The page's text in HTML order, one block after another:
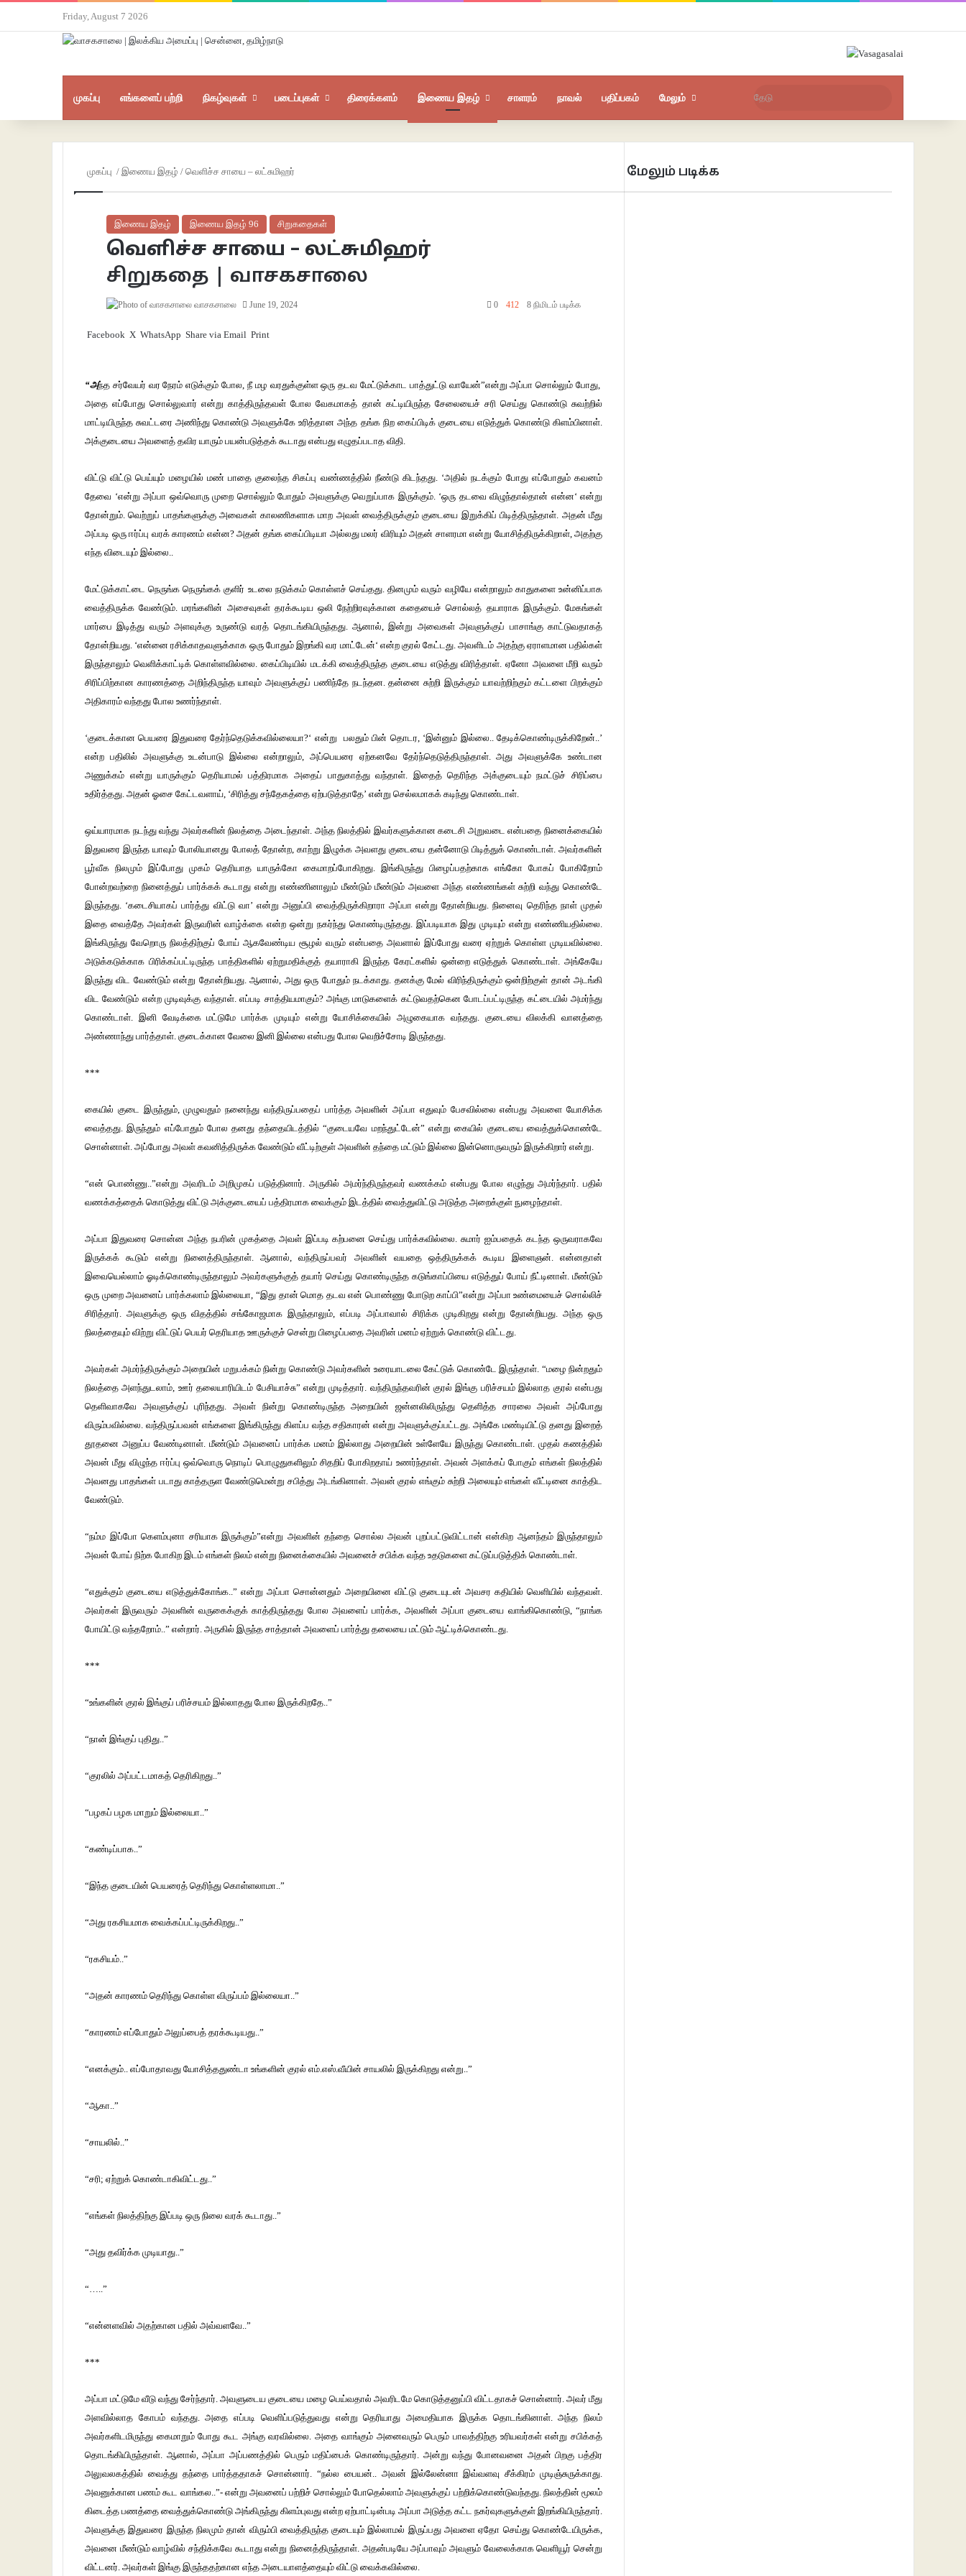
Friday, August 7 2026
முகப்பு எங்களைப் பற்றி நிகழ்வுகள் படைப்புகள் திரைக்களம் இணைய இதழ் சாளரம் நாவல் பதிப்பகம் மேலும்
முகப்பு / இணைய இதழ் / வெளிச்ச சாயை – லட்சுமிஹர்
இணைய இதழ் இணைய இதழ் 96 சிறுகதைகள்
வெளிச்ச சாயை – லட்சுமிஹர்
சிறுகதை | வாசகசாலை
வாசகசாலை June 19, 2024 0 412 8 நிமிடம் படிக்க
Facebook X WhatsApp Share via Email Print
“அந்த சர்வேயர் வர நேரம் எடுக்கும் போல, நீ மழ வரதுக்குள்ள ஒரு தடவ மேட்டுக்காட பாத்துட்டு வாயேன்”என்று அப்பா சொல்லும் போது,
அதை எப்போது சொல்லுவார் என்று காத்திருந்தவள் போல வேகமாகத் தான் கட்டியிருந்த சேலையைச் சரி செய்து கொண்டு சுவற்றில்
மாட்டியிருந்த சுவட்டரை அணிந்து கொண்டு அவளுக்கே உரித்தான அந்த தங்க நிற கைப்பிடிக் குடையை எடுத்துக் கொண்டு கிளம்பினாள்.
அக்குடையை அவளைத் தவிர யாரும் பயன்படுத்தக் கூடாது என்பது எழுதப்படாத விதி.
விட்டு விட்டு பெய்யும் மழையில் மண் பாதை குலைந்த சிகப்பு வண்ணத்தில் நீண்டு கிடந்தது. ‘அதில் நடக்கும் போது எப்போதும் கவனம்
தேவை ‘என்று அப்பா ஒவ்வொரு முறை சொல்லும் போதும் அவளுக்கு வெறுப்பாக இருக்கும். ‘ஒரு தடவை விழுந்தால்தான் என்ன‘ என்று
தோன்றும். வெற்றுப் பாதங்களுக்கு அவைகள் காலணிகளாக மாற அவள் வைத்திருக்கும் குடையை இறுக்கிப் பிடித்திருந்தாள். அதன் மீது
அப்படி ஒரு ஈர்ப்பு வரக் காரணம் என்ன? அதன் தங்க கைப்பிடியா அல்லது மலர் விரியும் அதன் சாளரமா என்று யோசித்திருக்கிறாள், அதற்கு
எந்த விடையும் இல்லை..
மேட்டுக்காட்டை நெருங்க நெருங்கக் குளிர் உடலை நடுக்கம் கொள்ளச் செய்தது. தினமும் வரும் வழியே என்றாலும் காதுகளை உன்னிப்பாக
வைத்திருக்க வேண்டும். மரங்களின் அசைவுகள் தரக்கூடிய ஒலி நேற்றிரவுக்கான கதையைச் சொல்லத் தயாராக இருக்கும். மேகங்கள்
மார்பை இடித்து வரும் அளவுக்கு உருண்டு வரத் தொடங்கியிருந்தது. ஆனால், இன்று அவைகள் அவளுக்குப் பாசாங்கு காட்டுவதாகத்
தோன்றியது. ‘என்னை ரசிக்காதவளுக்காக ஒரு போதும் இறங்கி வர மாட்டேன்‘ என்ற குரல் கேட்டது. அவளிடம் அதற்கு ஏராளமான பதில்கள்
இருந்தாலும் வெளிக்காட்டிக் கொள்ளவில்லை. கைப்பிடியில் மடக்கி வைத்திருந்த குடையை எடுத்து விரித்தாள். ஏனோ அவளை மீறி வரும்
சிரிப்பிற்கான காரணத்தை அறிந்திருந்த யாவும் அவளுக்குப் பணிந்தே நடந்தன. தன்னை சுற்றி இருக்கும் யாவற்றிற்கும் கட்டளை பிறக்கும்
அதிகாரம் வந்தது போல உணர்ந்தாள்.
‘குடைக்கான பெயரை இதுவரை தேர்ந்தெடுக்கவில்லையா?‘ என்று பலதும் பின் தொடர, ‘இன்னும் இல்லை.. தேடிக்கொண்டிருக்கிறேன்..’
என்ற பதிலில் அவளுக்கு உடன்பாடு இல்லை என்றாலும், அப்பெயரை ஏற்கனவே தேர்ந்தெடுத்திருந்தாள். அது அவளுக்கே உண்டான
அணுக்கம் என்று யாருக்கும் தெரியாமல் பத்திரமாக அதைப் பாதுகாத்து வந்தாள். இதைத் தெரிந்த அக்குடையும் நமட்டுச் சிரிப்பை
உதிர்த்தது. அதன் ஓசை கேட்டவளாய், ‘சிரித்து சந்தேகத்தை ஏற்படுத்தாதே’ என்று செல்லமாகக் கடிந்து கொண்டாள்.
ஒய்யாரமாக நடந்து வந்து அவர்களின் நிலத்தை அடைந்தாள். அந்த நிலத்தில் இவர்களுக்கான கடைசி அறுவடை என்பதை நினைக்கையில்
இதுவரை இருந்த யாவும் போலியானது போலத் தோன்ற, காற்று இழுக்க அவளது குடையை தன்னோடு பிடித்துக் கொண்டாள். அவர்களின்
பூர்வீக நிலமும் இப்போது முகம் தெரியாத யாருக்கோ கைமாறப்போகிறது. இங்கிருந்து பிழைப்பதற்காக எங்கோ போகப் போகிறோம்
போன்றவற்றை நினைத்துப் பார்க்கக் கூடாது என்று எண்ணினாலும் மீண்டும் மீண்டும் அவளை அந்த எண்ணங்கள் சுற்றி வந்து கொண்டே
இருந்தது. ‘கடைசியாகப் பார்த்து விட்டு வா’ என்று அனுப்பி வைத்திருக்கிறாரா அப்பா என்று தோன்றியது. நினைவு தெரிந்த நாள் முதல்
இதை வைத்தே அவர்கள் இருவரின் வாழ்க்கை என்ற ஒன்று நகர்ந்து கொண்டிருந்தது. இப்படியாக இது முடியும் என்று எண்ணியதில்லை.
இங்கிருந்து வேறொரு நிலத்திற்குப் போய் ஆகவேண்டிய சூழல் வரும் என்பதை அவளால் இப்போது வரை ஏற்றுக் கொள்ள முடியவில்லை.
அடுக்கடுக்காக பிரிக்கப்பட்டிருந்த பாத்திகளில் ஏற்றுமதிக்குத் தயாராகி இருந்த கேரட்களில் ஒன்றை எடுத்துக் கொண்டாள். அங்கேயே
இருந்து விட வேண்டும் என்று தோன்றியது. ஆனால், அது ஒரு போதும் நடக்காது. தனக்கு மேல் விரிந்திருக்கும் ஒன்றிற்குள் தான் அடங்கி
விட வேண்டும் என்ற முடிவுக்கு வந்தாள். எப்படி சாத்தியமாகும்? அங்கு மாடுகளைக் கட்டுவதற்கென போடப்பட்டிருந்த கட்டையில் அமர்ந்து
கொண்டாள். இனி வேடிக்கை மட்டுமே பார்க்க முடியும் என்று யோசிக்கையில் அழுகையாக வந்தது. குடையை விலக்கி வானத்தை
அண்ணாந்து பார்த்தாள். குடைக்கான வேலை இனி இல்லை என்பது போல வெறிச்சோடி இருந்தது.
***
கையில் குடை இருந்தும், முழுவதும் நனைந்து வந்திருப்பதைப் பார்த்த அவளின் அப்பா எதுவும் பேசவில்லை என்பது அவளை யோசிக்க
வைத்தது. இருந்தும் எப்போதும் போல தனது தந்தையிடத்தில் “குடையவே மறந்துட்டேன்” என்று கையில் குடையை வைத்துக்கொண்டே
சொன்னாள். அப்போது அவள் கவனித்திருக்க வேண்டும் வீட்டிற்குள் அவளின் தந்தை மட்டும் இல்லை இன்னொருவரும் இருக்கிறார் என்று.
“என் பொண்ணு..”என்று அவரிடம் அறிமுகப் படுத்தினார். அருகில் அமர்ந்திருந்தவர் வணக்கம் என்பது போல எழுந்து அமர்ந்தார். பதில்
வணக்கத்தைக் கொடுத்து விட்டு அக்குடையைப் பத்திரமாக வைக்கும் இடத்தில் வைத்துவிட்டு அடுத்த அறைக்குள் நுழைந்தாள்.
அப்பா இதுவரை சொன்ன அந்த நபரின் முகத்தை அவள் இப்படி கற்பனை செய்து பார்க்கவில்லை. சுமார் ஐம்பதைக் கடந்த ஒருவராகவே
இருக்கக் கூடும் என்று நினைத்திருந்தாள். ஆனால், வந்திருப்பவர் அவளின் வயதை ஒத்திருக்கக் கூடிய இளைஞன். என்னதான்
இவையெல்லாம் ஓடிக்கொண்டிருந்தாலும் அவர்களுக்குத் தயார் செய்து கொண்டிருந்த கடுங்காப்பியை எடுத்துப் போய் நீட்டினாள். மீண்டும்
ஒரு முறை அவனைப் பார்க்கலாம் இல்லையா, “இது தான் மொத தடவ என் பொண்ணு போடுற காப்பி”என்று அப்பா உண்மையைச் சொல்லிச்
சிரித்தார். அவளுக்கு ஒரு விதத்தில் சங்கோஜமாக இருந்தாலும், எப்படி அப்பாவால் சிரிக்க முடிகிறது என்று தோன்றியது. அந்த ஒரு
நிலத்தையும் விற்று விட்டுப் பெயர் தெரியாத ஊருக்குச் சென்று பிழைப்பதை அவரின் மனம் ஏற்றுக் கொண்டு விட்டது.
அவர்கள் அமர்ந்திருக்கும் அறையின் மறுபக்கம் நின்று கொண்டு அவர்களின் உரையாடலை கேட்டுக் கொண்டே இருந்தாள். “மழை நின்றதும்
நிலத்தை அளந்துடலாம், ஊர் தலையாரியிடம் பேசியாச்சு” என்று முடித்தார். வந்திருந்தவரின் குரல் இங்கு பரிச்சயம் இல்லாத குரல் என்பது
தெளிவாகவே அவளுக்குப் புரிந்தது. அவள் நின்று கொண்டிருந்த அறையின் ஜன்னலிலிருந்து தெளித்த சாரலை அவள் அப்போது
விரும்பவில்லை. வந்திருப்பவன் எங்களை இங்கிருந்து கிளப்ப வந்த சதிகாரன் என்று அவளுக்குப்பட்டது. அங்கே மண்டியிட்டு தனது இறைத்
தூதனை அனுப்ப வேண்டினாள். மீண்டும் அவனைப் பார்க்க மனம் இல்லாது அறையின் உள்ளேயே இருந்து கொண்டாள். முதல் கணத்தில்
அவன் மீது விழுந்த ஈர்ப்பு ஒவ்வொரு நொடிப் பொழுதுகளிலும் சிதறிப் போகிறதாய் உணர்ந்தாள். அவன் அளக்கப் போகும் எங்கள் நிலத்தில்
அவனது பாதங்கள் படாது காத்தருள வேண்டுமென்று சபித்து அடங்கினாள். அவன் குரல் எங்கும் சுற்றி அலையும் எங்கள் வீட்டினை காத்திட
வேண்டும்.
“நம்ம இப்போ கெளம்புனா சரியாக இருக்கும்”என்று அவளின் தந்தை சொல்ல அவன் புறப்பட்டுவிட்டான் என்கிற ஆனந்தம் இருந்தாலும்
அவன் போய் நிற்க போகிற இடம் எங்கள் நிலம் என்று நினைக்கையில் அவனைச் சபிக்க வந்த உதடுகளை கட்டுப்படுத்திக் கொண்டாள்.
“எதுக்கும் குடையை எடுத்துக்கோங்க..” என்று அப்பா சொன்னதும் அறையினை விட்டு குடையுடன் அவசர கதியில் வெளியில் வந்தவள்.
அவர்கள் இருவரும் அவளின் வருகைக்குக் காத்திருந்தது போல அவளைப் பார்க்க, அவளின் அப்பா குடையை வாங்கிகொண்டு, “நாங்க
போயிட்டு வந்தறோம்..” என்றார். அருகில் இருந்த சாத்தான் அவளைப் பார்த்து தலையை மட்டும் ஆட்டிக்கொண்டது.
***
“உங்களின் குரல் இங்குப் பரிச்சயம் இல்லாதது போல இருக்கிறதே..”
“நான் இங்குப் புதிது..”
“குரலில் அப்பட்டமாகத் தெரிகிறது..”
“பழகப் பழக மாறும் இல்லையா..”
“கண்டிப்பாக..”
“இந்த குடையின் பெயரைத் தெரிந்து கொள்ளலாமா..”
“அது ரகசியமாக வைக்கப்பட்டிருக்கிறது..”
“ரகசியம்..”
“அதன் காரணம் தெரிந்து கொள்ள விருப்பம் இல்லையா..”
“காரணம் எப்போதும் அலுப்பைத் தரக்கூடியது..”
“எனக்கும்.. எப்போதாவது யோசித்ததுண்டா உங்களின் குரல் எம்.எஸ்.வீயின் சாயலில் இருக்கிறது என்று..”
“ஆகா..”
“சாயலில்..”
“சரி; ஏற்றுக் கொண்டாகிவிட்டது..”
“எங்கள் நிலத்திற்கு இப்படி ஒரு நிலை வரக் கூடாது..”
“அது தவிர்க்க முடியாது..”
“…..”
“என்னளவில் அதற்கான பதில் அவ்வளவே..”
***
அப்பா மட்டுமே வீடு வந்து சேர்ந்தார். அவளுடைய குடையை மழை பெய்வதால் அவரிடமே கொடுத்தனுப்பி விட்டதாகச் சொன்னார். அவர் மீது
அளவில்லாத கோபம் வந்தது. அதை எப்படி வெளிப்படுத்துவது என்று தெரியாது அமைதியாக இருக்க தொடங்கினாள். அந்த நிலம்
அவர்களிடமிருந்து கைமாறும் போது கூட அங்கு வரவில்லை. அதை வாங்கும் அனைவரும் பெரும் பாவத்திற்கு உரியவர்கள் என்று சபிக்கத்
தொடங்கியிருந்தாள். ஆனால், அப்பா அப்பணத்தில் பெரும் மதிப்பைக் கொண்டிருந்தார். அன்று வந்து போனவனை அதன் பிறகு பத்திர
அலுவலகத்தில் வைத்து தந்தை பார்த்ததாகச் சொன்னார். “நல்ல பையன்.. அவன் இல்லேன்னா இவ்வளவு சீக்கிரம் முடிஞ்சுருக்காது.
அவனுக்கான பணம் கூட வாங்கல..”- என்று அவனைப் பற்றிச் சொல்லும் போதெல்லாம் அவளுக்குப் பற்றிக்கொண்டுவந்தது. நிலத்தின் மூலம்
கிடைத்த பணத்தை வைத்துக்கொண்டு அங்கிருந்து கிளம்புவது என்ற ஏற்பாட்டின்படி அப்பா அடுத்த கட்ட நகர்வுகளுக்குள் இறங்கியிருந்தார்.
அவளுக்கு இதுவரை இருந்த நிலமும் தான் விரும்பி வைத்திருந்த குடையும் இல்லாமல் இருப்பது அவளை ஏதோ செய்து கொண்டேயிருக்க,
அவனை மீண்டும் வாழ்வில் சந்திக்கவே கூடாது என்று நினைத்திருந்தாள். அதன்படியே அப்பாவும் அவளும் வேலைக்காக வெளியூர் சென்று
விட்டனர். அவர்கள் இங்கு இருந்ததற்கான எந்த அடையாளத்தையும் விட்டு வைக்கவில்லை.
மேலும் படிக்க